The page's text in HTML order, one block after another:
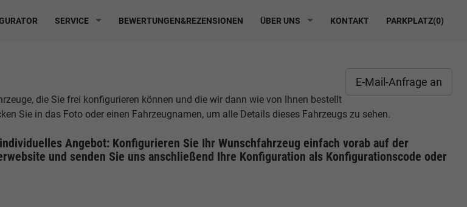
SERVICE BEWERTUNGEN&REZENSIONEN ÜBER UNS KONTAKT PARKPLATZ(0)
E-Mail-Anfrage an
die Sie frei konfigurieren können und die wir dann wie von Ihnen bestellt
Sie in das Foto oder einen Fahrzeugnamen, um alle Details dieses Fahrzeugs zu sehen.
Angebot: Konfigurieren Sie Ihr Wunschfahrzeug einfach vorab auf der
und senden Sie uns anschließend Ihre Konfiguration als Konfigurationscode oder